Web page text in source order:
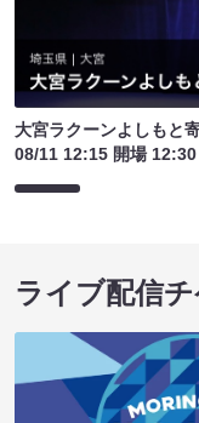
大宮ラクーンよしもと
08/11 12:15 開場
ライブ配信